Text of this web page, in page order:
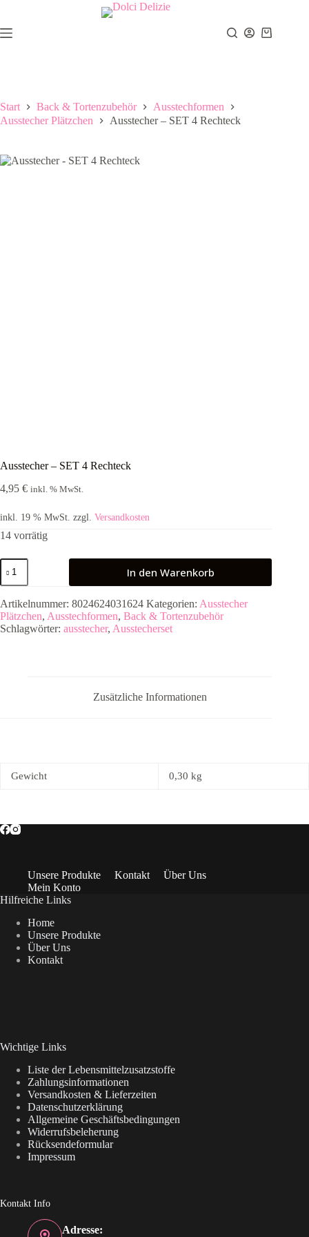
springen
Warenkorb
Start Back & Tortenzubehör
Ausstechformen
Ausstecher Plätzchen
Ausstecher – SET 4 Rechteck
Ausstecher – SET 4 Rechteck
4,95 € inkl. % MwSt.
inkl. 19 % MwSt. zzgl. Versandkosten
14 vorrätig
Ausstecher
SET
4
Rechteck
Menge
In den Warenkorb
Artikelnummer: 8024624031624 Kategorien: Ausstecher
Plätzchen, Ausstechformen, Back & Tortenzubehör
Schlagwörter: ausstecher, Ausstecherset
Zusätzliche Informationen
Gewicht 0,30 kg
Unsere Produkte Kontakt
Über Uns
Mein Konto
Hilfreiche Links
Home
Unsere Produkte
Über Uns
Kontakt
Wichtige Links
Liste der Lebensmittelzusatzstoffe
Zahlungsinformationen
Versandkosten & Lieferzeiten
Datenschutzerklärung
Allgemeine Geschäftsbedingungen
Widerrufsbeleherung
Rücksendeformular
Impressum
Kontakt Info
Adresse: